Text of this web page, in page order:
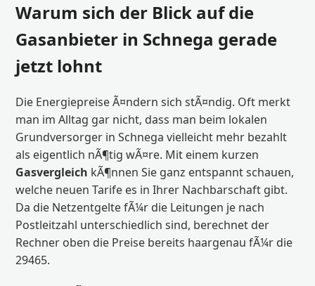
Warum sich der Blick auf die
Gasanbieter in Schnega gerade
jetzt lohnt
Die Energiepreise Ã¤ndern sich stÃ¤ndig. Oft merkt
man im Alltag gar nicht, dass man beim lokalen
Grundversorger in Schnega vielleicht mehr bezahlt
als eigentlich nÃ¶tig wÃ¤re. Mit einem kurzen
Gasvergleich kÃ¶nnen Sie ganz entspannt schauen,
welche neuen Tarife es in Ihrer Nachbarschaft gibt.
Da die Netzentgelte fÃ¼r die Leitungen je nach
Postleitzahl unterschiedlich sind, berechnet der
Rechner oben die Preise bereits haargenau fÃ¼r die
29465.